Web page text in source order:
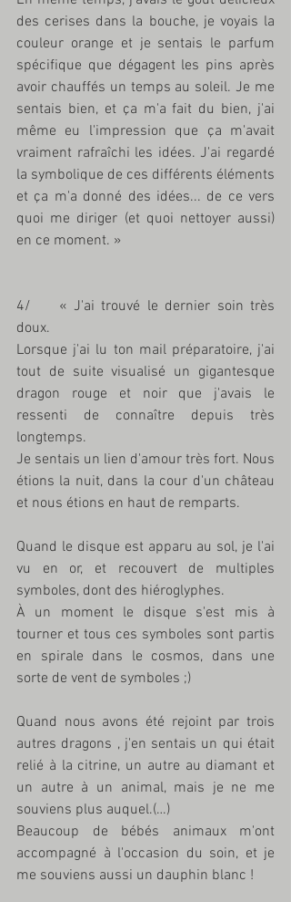
des cerises dans la bouche, je voyais la
couleur orange et je sentais le parfum
spécifique que dégagent les pins après
avoir chauffés un temps au soleil. Je me
sentais bien, et ça m'a fait du bien, j'ai
même eu l'impression que ça m'avait
vraiment rafraîchi les idées. J'ai regardé
la symbolique de ces différents éléments
et ça m'a donné des idées... de ce vers
quoi me diriger (et quoi nettoyer aussi)
en ce moment. »
4/ 	« J'ai trouvé le dernier soin très
doux.
Lorsque j'ai lu ton mail préparatoire, j'ai
tout de suite visualisé un gigantesque
dragon rouge et noir que j'avais le
ressenti de connaître depuis très
longtemps.
Je sentais un lien d'amour très fort. Nous
étions la nuit, dans la cour d'un château
et nous étions en haut de remparts.
Quand le disque est apparu au sol, je l'ai
vu en or, et recouvert de multiples
symboles, dont des hiéroglyphes.
À un moment le disque s'est mis à
tourner et tous ces symboles sont partis
en spirale dans le cosmos, dans une
sorte de vent de symboles ;)
Quand nous avons été rejoint par trois
autres dragons , j'en sentais un qui était
relié à la citrine, un autre au diamant et
un autre à un animal, mais je ne me
souviens plus auquel.(…)
Beaucoup de bébés animaux m'ont
accompagné à l'occasion du soin, et je
me souviens aussi un dauphin blanc !